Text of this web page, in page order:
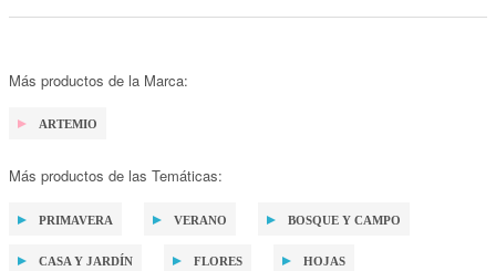
Más productos de la Marca:
ARTEMIO
Más productos de las Temáticas:
PRIMAVERA VERANO BOSQUE Y CAMPO
CASA Y JARDÍN FLORES HOJAS